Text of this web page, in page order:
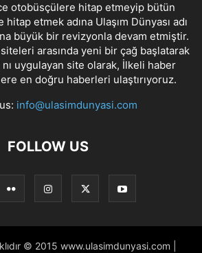
otobüsçülere hitap etmeyip bütün
etmek adına Ulaşım Dünyası adı
büyük bir revizyonla devam etmiştir.
siteleri arasında yeni bir çağ başlatarak
uygulayan site olarak, İlkeli haber
en doğru haberleri ulaştırıyoruz.
info@ulasimdunyasi.com
FOLLOW US
© 2015 www.ulasimdunyasi.com |